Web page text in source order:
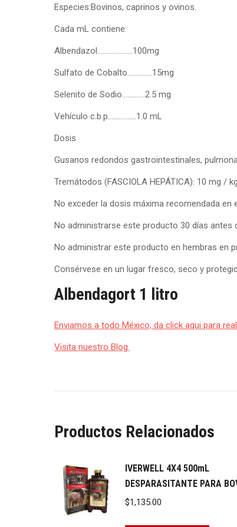
Especies:Bovinos, caprinos y ovinos.
Cada mL contiene:
Albendazol………………..100mg
Sulfato de Cobalto…………..15mg
Selenito de Sodio………….2.5 mg
Vehículo c.b.p…………….1.0 mL
Dosis
Gusanos redondos gastrointestinales,
Tremátodos (FASCIOLA HEPÁTICA): 10 mg /
No exceder la dosis máxima recomendada
No administrarse este producto 30 días
No administrar este producto en hembras en
Consérvese en un lugar fresco, seco y
Albendagort 1 litro
Enviamos a todo México, da click aqui para
Visita nuestro Blog.
Productos Relacionados
IVERWELL 4X4 500mL
DESPARASITANTE PARA
$1,135.00